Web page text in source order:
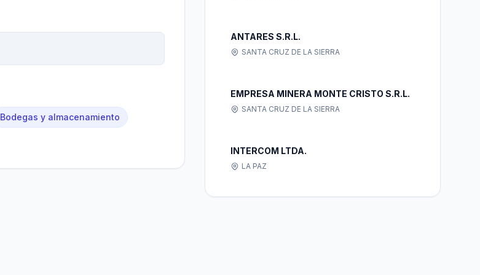
Bodegas y almacenamiento
ANTARES S.R.L.
SANTA CRUZ DE LA SIERRA
EMPRESA MINERA MONTE CRISTO S.R.L.
SANTA CRUZ DE LA SIERRA
INTERCOM LTDA.
LA PAZ